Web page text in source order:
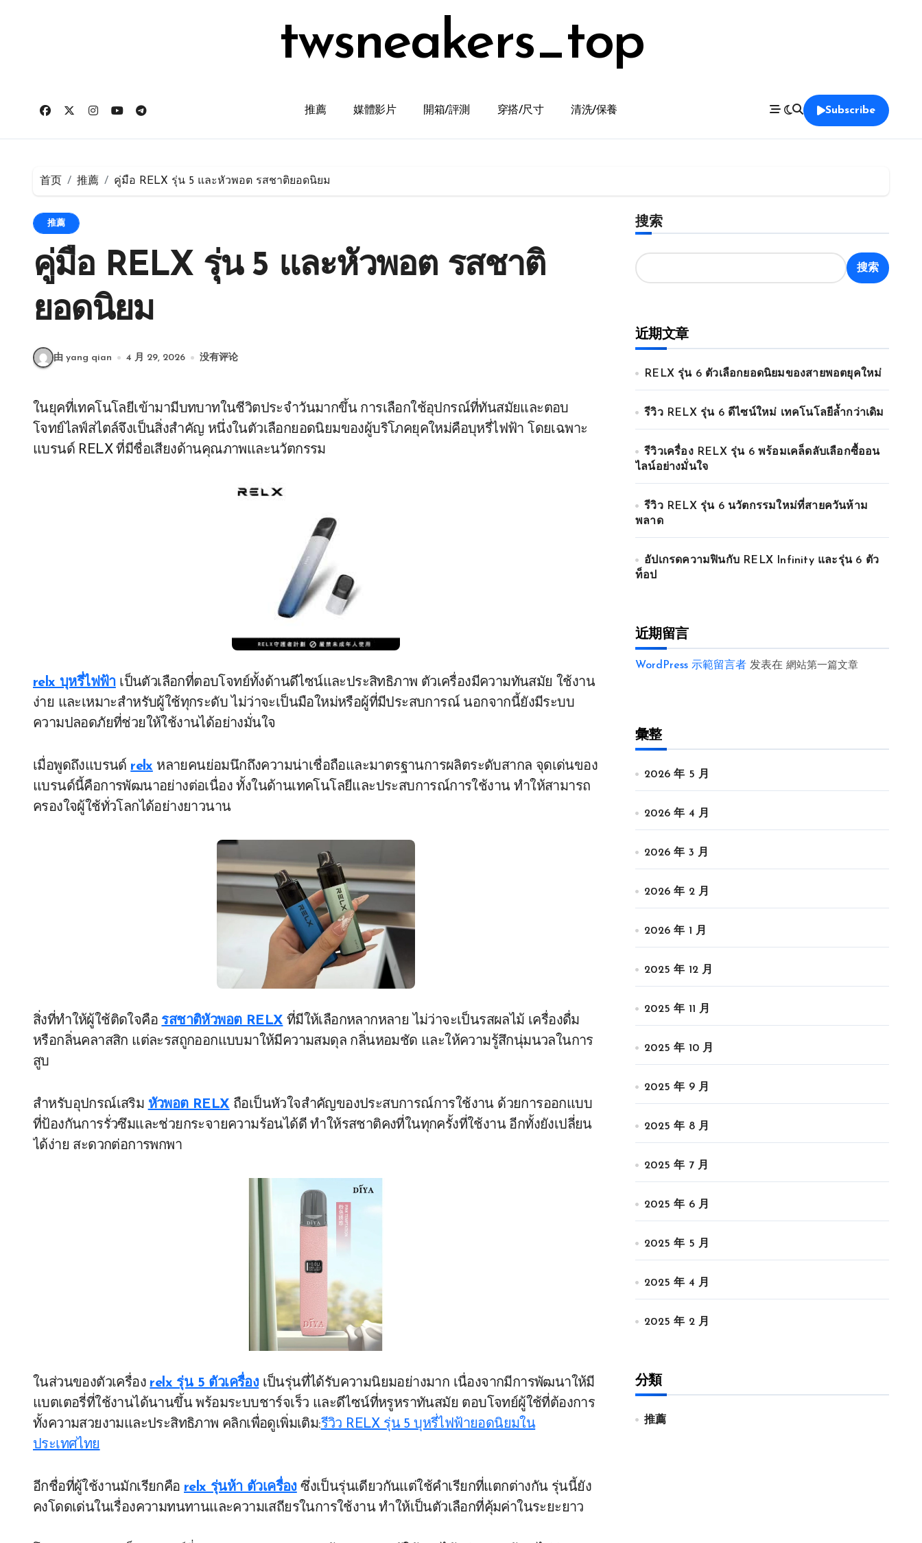
twsneakers_top
推薦 媒體影片 開箱/評測 穿搭/尺寸 清洗/保養 Subscribe
首页 推薦 คู่มือ RELX รุ่น 5 และหัวพอต รสชาติยอดนิยม
推薦
คู่มือ RELX รุ่น 5 และหัวพอต รสชาติ
ยอดนิยม
由 yang qian 4 月 29, 2026 没有评论
ในยุคที่เทคโนโลยีเข้ามามีบทบาทในชีวิตประจำวันมากขึ้น การเลือกใช้อุปกรณ์ที่ทันสมัยและตอบ
โจทย์ไลฟ์สไตล์จึงเป็นสิ่งสำคัญ หนึ่งในตัวเลือกยอดนิยมของผู้บริโภคยุคใหม่คือบุหรี่ไฟฟ้า โดยเฉพาะ
แบรนด์ RELX ที่มีชื่อเสียงด้านคุณภาพและนวัตกรรม
relx บุหรี่ไฟฟ้าเป็นตัวเลือกที่ตอบโจทย์ทั้งด้านดีไซน์และประสิทธิภาพ ตัวเครื่องมีความทันสมัย ใช้งาน
ง่าย และเหมาะสำหรับผู้ใช้ทุกระดับ ไม่ว่าจะเป็นมือใหม่หรือผู้ที่มีประสบการณ์ นอกจากนี้ยังมีระบบ
ความปลอดภัยที่ช่วยให้ใช้งานได้อย่างมั่นใจ
เมื่อพูดถึงแบรนด์ relx หลายคนย่อมนึกถึงความน่าเชื่อถือและมาตรฐานการผลิตระดับสากล จุดเด่นของ
แบรนด์นี้คือการพัฒนาอย่างต่อเนื่อง ทั้งในด้านเทคโนโลยีและประสบการณ์การใช้งาน ทำให้สามารถ
ครองใจผู้ใช้ทั่วโลกได้อย่างยาวนาน
สิ่งที่ทำให้ผู้ใช้ติดใจคือ รสชาติหัวพอต RELX ที่มีให้เลือกหลากหลาย ไม่ว่าจะเป็นรสผลไม้ เครื่องดื่ม
หรือกลิ่นคลาสสิก แต่ละรสถูกออกแบบมาให้มีความสมดุล กลิ่นหอมชัด และให้ความรู้สึกนุ่มนวลในการ
สูบ
สำหรับอุปกรณ์เสริม หัวพอต RELX ถือเป็นหัวใจสำคัญของประสบการณ์การใช้งาน ด้วยการออกแบบ
ที่ป้องกันการรั่วซึมและช่วยกระจายความร้อนได้ดี ทำให้รสชาติคงที่ในทุกครั้งที่ใช้งาน อีกทั้งยังเปลี่ยน
ได้ง่าย สะดวกต่อการพกพา
ในส่วนของตัวเครื่อง relx รุ่น 5 ตัวเครื่องเป็นรุ่นที่ได้รับความนิยมอย่างมาก เนื่องจากมีการพัฒนาให้มี
แบตเตอรี่ที่ใช้งานได้นานขึ้น พร้อมระบบชาร์จเร็ว และดีไซน์ที่หรูหราทันสมัย ตอบโจทย์ผู้ใช้ที่ต้องการ
ทั้งความสวยงามและประสิทธิภาพ คลิกเพื่อดูเพิ่มเติม:รีวิว RELX รุ่น 5 บุหรี่ไฟฟ้ายอดนิยมใน
ประเทศไทย
อีกชื่อที่ผู้ใช้งานมักเรียกคือ relx รุ่นห้า ตัวเครื่องซึ่งเป็นรุ่นเดียวกันแต่ใช้คำเรียกที่แตกต่างกัน รุ่นนี้ยัง
คงโดดเด่นในเรื่องความทนทานและความเสถียรในการใช้งาน ทำให้เป็นตัวเลือกที่คุ้มค่าในระยะยาว
搜索
搜索
近期文章
RELX รุ่น 6 ตัวเลือกยอดนิยมของสายพอตยุคใหม่
รีวิว RELX รุ่น 6 ดีไซน์ใหม่ เทคโนโลยีล้ำกว่าเดิม
รีวิวเครื่อง RELX รุ่น 6 พร้อมเคล็ดลับเลือกซื้ออน
ไลน์อย่างมั่นใจ
รีวิว RELX รุ่น 6 นวัตกรรมใหม่ที่สายควันห้าม
พลาด
อัปเกรดความฟินกับ RELX Infinity และรุ่น 6 ตัว
ท็อป
近期留言
WordPress 示範留言者 发表在 網站第一篇文章
彙整
2026 年 5 月
2026 年 4 月
2026 年 3 月
2026 年 2 月
2026 年 1 月
2025 年 12 月
2025 年 11 月
2025 年 10 月
2025 年 9 月
2025 年 8 月
2025 年 7 月
2025 年 6 月
2025 年 5 月
2025 年 4 月
2025 年 2 月
分類
推薦